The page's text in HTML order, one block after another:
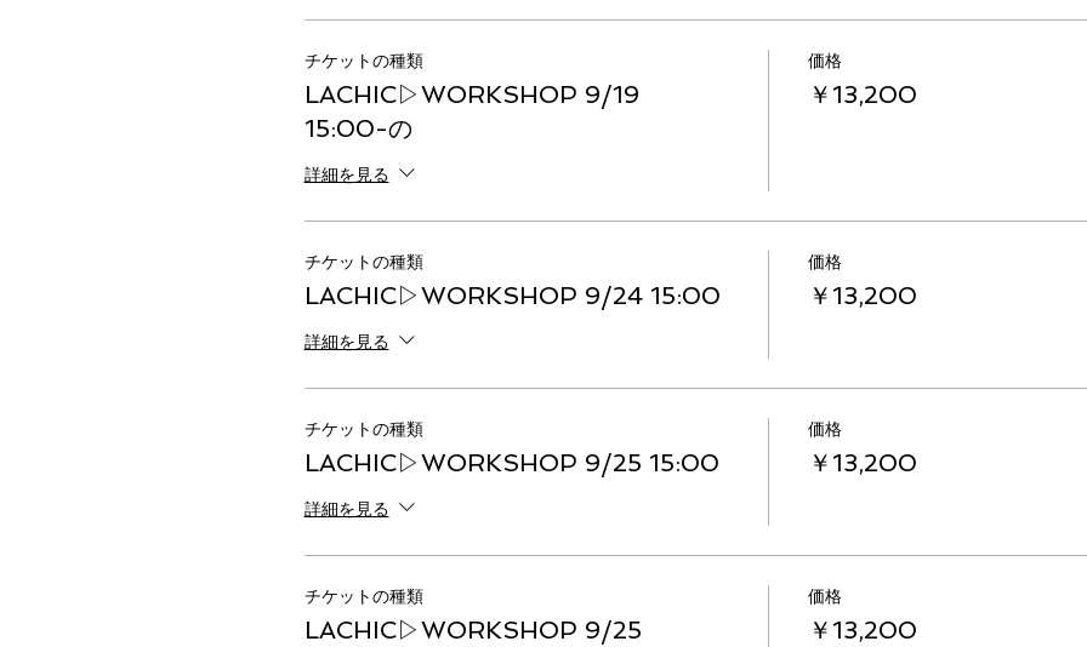
チケットの種類
LACHIC▷WORKSHOP 9/19
15:00-の
詳細を見る
価格
￥13,200
チケットの種類
LACHIC▷WORKSHOP 9/24 15:00
詳細を見る
価格
￥13,200
チケットの種類
LACHIC▷WORKSHOP 9/25 15:00
詳細を見る
価格
￥13,200
チケットの種類
LACHIC▷WORKSHOP 9/25
価格
￥13,200